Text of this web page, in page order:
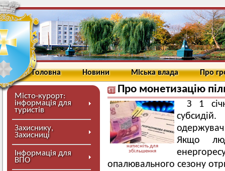
Головна Новини Міська влада Про
Місто-курорт:
інформація для
туристів
Захиснику,
Захисниці
Інформація для
ВПО
Про монетизацію
натисніть для
збільшення
З 1
Якщо
опалювального сезону